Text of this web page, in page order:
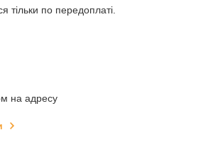
тільки по передоплаті.
на адресу